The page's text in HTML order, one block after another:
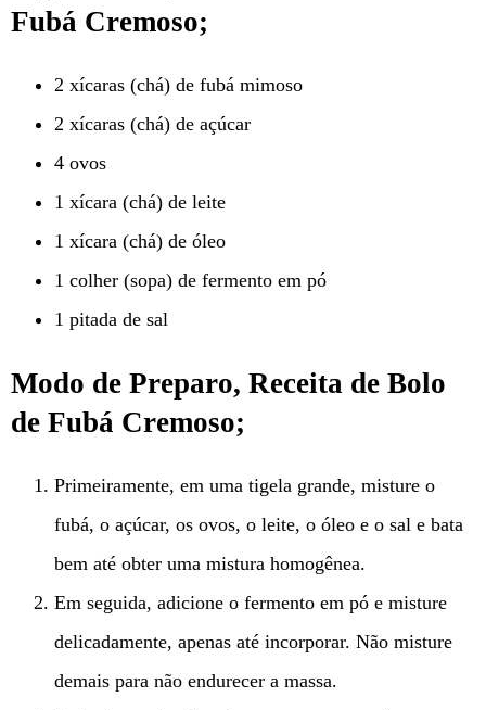
Fubá Cremoso;
2 xícaras (chá) de fubá mimoso
2 xícaras (chá) de açúcar
4 ovos
1 xícara (chá) de leite
1 xícara (chá) de óleo
1 colher (sopa) de fermento em pó
1 pitada de sal
Modo de Preparo, Receita de Bolo
de Fubá Cremoso;
Primeiramente, em uma tigela grande, misture o
fubá, o açúcar, os ovos, o leite, o óleo e o sal e bata
bem até obter uma mistura homogênea.
Em seguida, adicione o fermento em pó e misture
delicadamente, apenas até incorporar. Não misture
demais para não endurecer a massa.